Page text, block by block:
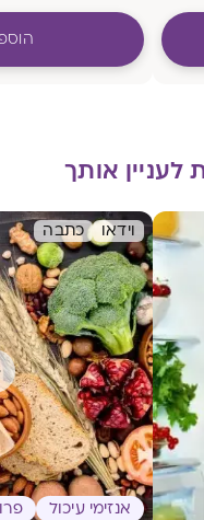
לעניין אותך
וידאו כתבה
אנזימי עיכול